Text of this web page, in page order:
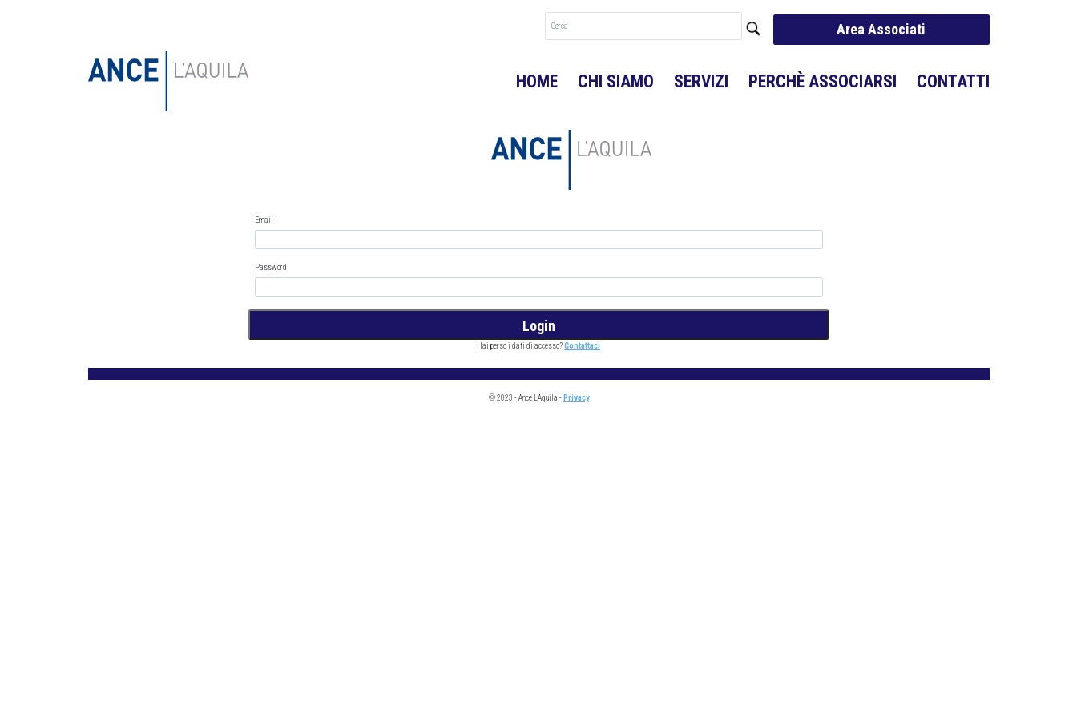
Area Associati
HOME CHI SIAMO SERVIZI PERCHÈ ASSOCIARSI CONTATTI
Email
Password
Hai perso i dati di accesso?Contattaci
© 2023 - Ance L'Aquila - Privacy